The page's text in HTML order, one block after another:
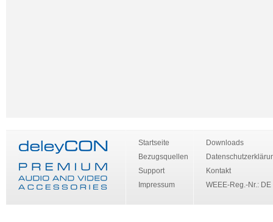
Startseite
Bezugsquellen
Support
Impressum
Downloads
Kontakt
WEEE-Reg.-Nr.: